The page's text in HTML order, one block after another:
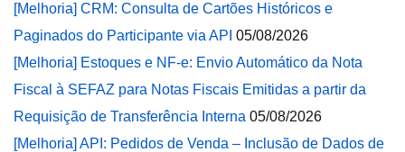
[Melhoria] CRM: Consulta de Cartões Históricos e
Paginados do Participante via API 05/08/2026
[Melhoria] Estoques e NF-e: Envio Automático da Nota
Fiscal à SEFAZ para Notas Fiscais Emitidas a partir da
Requisição de Transferência Interna 05/08/2026
[Melhoria] API: Pedidos de Venda – Inclusão de Dados de